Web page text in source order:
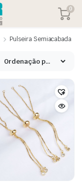
0
Pulseira Semiacabada